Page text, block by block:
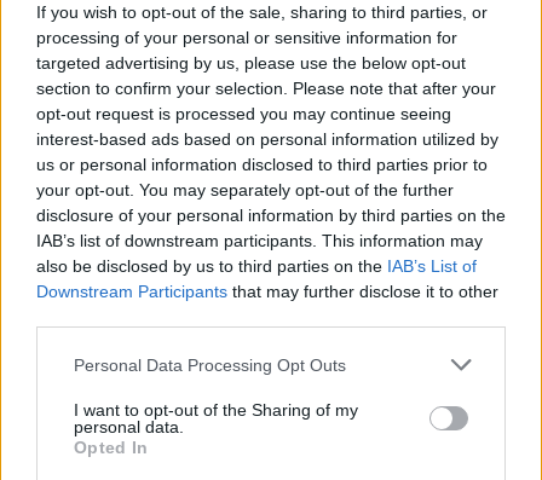
If you wish to opt-out of the sale, sharing to third parties, or
processing of your personal or sensitive information for
targeted advertising by us, please use the below opt-out
section to confirm your selection. Please note that after your
opt-out request is processed you may continue seeing
interest-based ads based on personal information utilized by
us or personal information disclosed to third parties prior to
your opt-out. You may separately opt-out of the further
disclosure of your personal information by third parties on the
IAB’s list of downstream participants. This information may
also be disclosed by us to third parties on the IAB’s List of
Downstream Participants that may further disclose it to other
Personal Data Processing Opt Outs
I want to opt-out of the Sharing of my
personal data.
Opted In